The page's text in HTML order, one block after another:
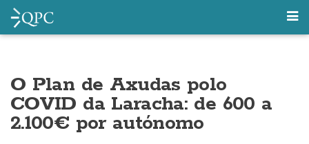
O Plan de Axudas polo
COVID da Laracha: de 600 a
2.100€ por autónomo